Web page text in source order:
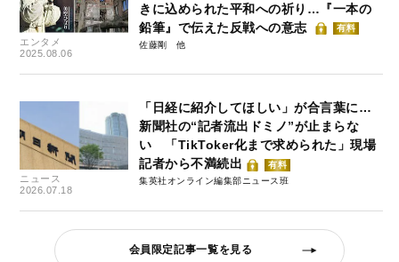
エンタメ
2025.08.06
きに込められた平和への祈り…『一本の
鉛筆』で伝えた反戦への意志
有料
佐藤剛
ニュース
2026.07.18
「日経に紹介してほしい」が合言葉に…
新聞社の“記者流出ドミノ”が止まらな
い 「TikToker化まで求められた」現場
記者から不満続出
有料
集英社オンライン編集部ニュース班
会員限定記事一覧を見る